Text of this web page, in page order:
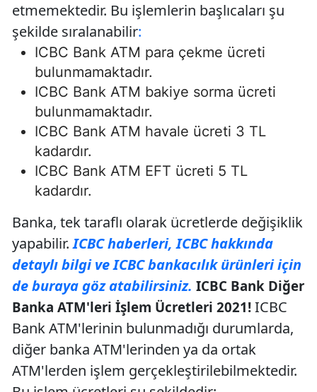
etmemektedir. Bu işlemlerin başlıcaları şu
şekilde sıralanabilir:
ICBC Bank ATM para çekme ücreti
bulunmamaktadır.
ICBC Bank ATM bakiye sorma ücreti
bulunmamaktadır.
ICBC Bank ATM havale ücreti 3 TL
kadardır.
ICBC Bank ATM EFT ücreti 5 TL
kadardır.
Banka, tek taraflı olarak ücretlerde değişiklik
yapabilir.ICBC haberleri, ICBC hakkında
detaylı bilgi ve ICBC bankacılık ürünleri için
de buraya göz atabilirsiniz. ICBC Bank Diğer
Banka ATM'leri İşlem Ücretleri 2021! ICBC
Bank ATM'lerinin bulunmadığı durumlarda,
diğer banka ATM'lerinden ya da ortak
ATM'lerden işlem gerçekleştirilebilmektedir.